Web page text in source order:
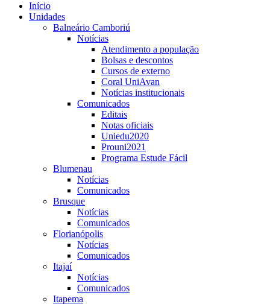
Início
Unidades
Balneário Camboriú
Notícias
Atendimento a população
Bolsas e descontos
Cursos de externo
Coral UniAvan
Notícias institucionais
Comunicados
Editais
Notas oficiais
Uniedu2020
Prouni2021
Programa Estude Fácil
Blumenau
Notícias
Comunicados
Brusque
Notícias
Comunicados
Florianópolis
Notícias
Comunicados
Itajaí
Notícias
Comunicados
Itapema